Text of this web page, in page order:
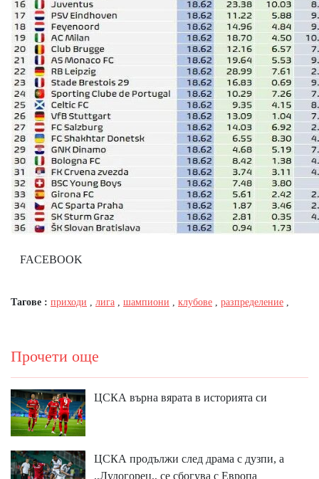
FACEBOOK
Тагове : приходи , лига , шампиони , клубове , разпределение ,
Прочети още
ЦСКА върна вярата в историята си
ЦСКА продължи след драма с дузпи, а
,,Лудогорец,, се сбогува с Европа